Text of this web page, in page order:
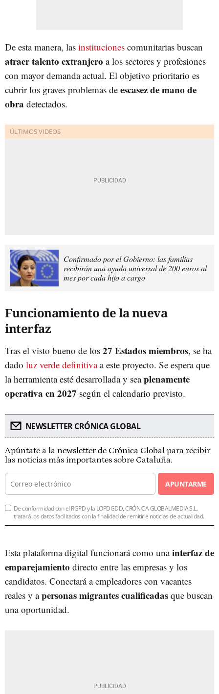
De esta manera, las instituciones comunitarias buscan
atraer talento extranjero a los sectores y profesiones
con mayor demanda actual. El objetivo prioritario es
cubrir los graves problemas de escasez de mano de
obra detectados.
Confirmado por el Gobierno: las familias
recibirán una ayuda universal de 200 euros al
mes por cada hijo a cargo
Funcionamiento de la nueva
interfaz
Tras el visto bueno de los 27 Estados miembros, se ha
dado luz verde definitivaa este proyecto. Se espera que
la herramienta esté desarrollada y seaplenamente
operativa en 2027 según el calendario previsto.
NEWSLETTER CRÓNICA GLOBAL
Apúntate a la newsletter de Crónica Global para recibir
las noticias más importantes sobre Cataluña.
APUNTARME
De conformidad con el RGPD y la LOPDGDD, CRÓNICA GLOBALMEDIA S.L.
tratará los datos facilitados con la finalidad de remitirle noticias de actualidad.
Esta plataforma digital funcionará como unainterfaz de
emparejamiento directo entre las empresas y los
candidatos. Conectará a empleadores con vacantes
reales y apersonas migrantes cualificadas que buscan
una oportunidad.